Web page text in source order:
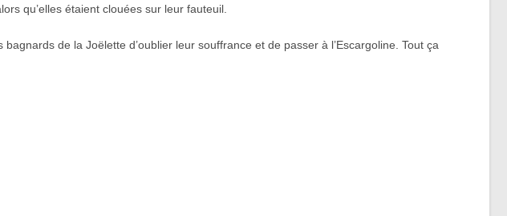
qu’elles étaient clouées sur leur fauteuil.
de la Joëlette d’oublier leur souffrance et de passer à l’Escargoline. Tout ça